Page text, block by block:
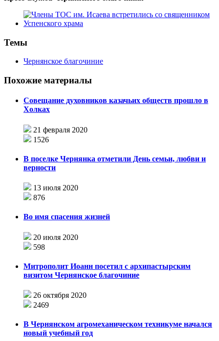
Темы
Чернянское благочиние
Похожие материалы
Совещание духовников казачьих обществ прошло в
Холках
21 февраля 2020
1526
В поселке Чернянка отметили День семьи, любви и
верности
13 июля 2020
876
Во имя спасения жизней
20 июля 2020
598
Митрополит Иоанн посетил с архипастырским
визитом Чернянское благочиние
26 октября 2020
2469
В Чернянском агромеханическом техникуме начался
новый учебный год